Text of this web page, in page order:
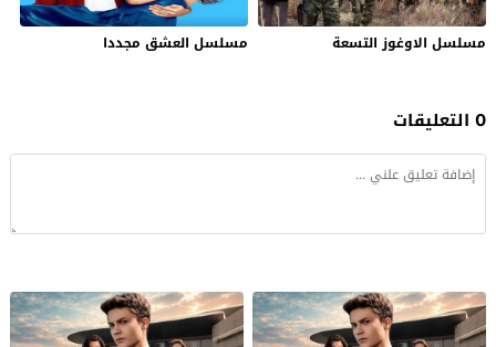
مسلسل الاوغوز التسعة مسلسل العشق مجددا
0 التعليقات